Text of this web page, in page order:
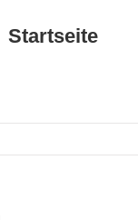
Startseite